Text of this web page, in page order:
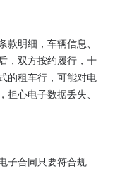
明细，车辆信息、
，双方按约履行，十
的租车行，可能对电
心电子数据丢失、
子合同只要符合规